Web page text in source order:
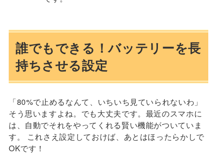
誰でもできる！バッテリーを長
持ちさせる設定
「80%で止めるなんて、いちいち見ていられないわ」
そう思いますよね。でも大丈夫です。最近のスマホに
は、自動でそれをやってくれる賢い機能がついていま
す。 これさえ設定しておけば、あとはほったらかしで
OKです！